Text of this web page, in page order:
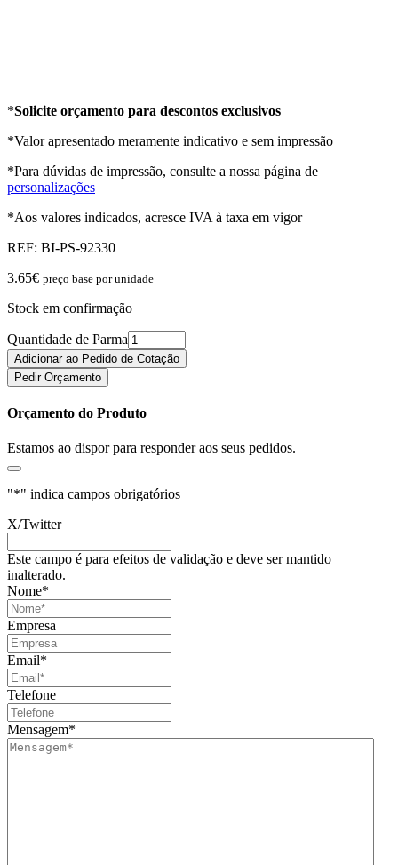
*Solicite orçamento para descontos exclusivos
*Valor apresentado meramente indicativo e sem impressão
*Para dúvidas de impressão, consulte a nossa página de
personalizações
*Aos valores indicados, acresce IVA à taxa em vigor
REF: BI-PS-92330
3.65€ preço base por unidade
Stock em confirmação
Quantidade de Parma
Adicionar ao Pedido de Cotação
Pedir Orçamento
Orçamento do Produto
Estamos ao dispor para responder aos seus pedidos.
"*" indica campos obrigatórios
X/Twitter
Este campo é para efeitos de validação e deve ser mantido
inalterado.
Nome*
Empresa
Email*
Telefone
Mensagem*